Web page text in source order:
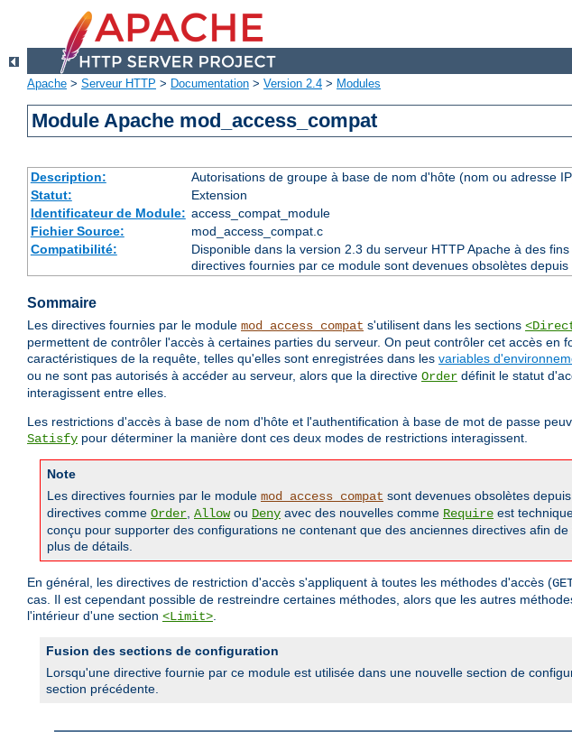
Apache > Serveur HTTP > Documentation > Version 2.4 > Modules
Module Apache mod_access_compat
Description:
Autorisations de groupe à base de nom d'hôte (nom ou adresse
Statut:
Extension
Identificateur de Module: access_compat_module
Fichier Source:
mod_access_compat.c
Compatibilité:
Disponible dans la version 2.3 du serveur HTTP Apache à des
directives fournies par ce module sont devenues obsolètes
Sommaire
Les directives fournies par le module mod_access_compat s'utilisent dans les sections
permettent de contrôler l'accès à certaines parties du serveur. On peut contrôler cet accès en
caractéristiques de la requête, telles qu'elles sont enregistrées dans les variables
ou ne sont pas autorisés à accéder au serveur, alors que la directive Order définit le statut
interagissent entre elles.
Les restrictions d'accès à base de nom d'hôte et l'authentification à base de mot de passe
Satisfy pour déterminer la manière dont ces deux modes de restrictions interagissent.
Note
Les directives fournies par le module mod_access_compat sont devenues obsolètes
directives comme Order, Allowou Deny avec des nouvelles comme Require est
conçu pour supporter des configurations ne contenant que des anciennes directives afin
plus de détails.
En général, les directives de restriction d'accès s'appliquent à toutes les méthodes d'accès (
cas. Il est cependant possible de restreindre certaines méthodes, alors que les autres
l'intérieur d'une section <Limit>.
Fusion des sections de configuration
Lorsqu'une directive fournie par ce module est utilisée dans une nouvelle section de
section précédente.